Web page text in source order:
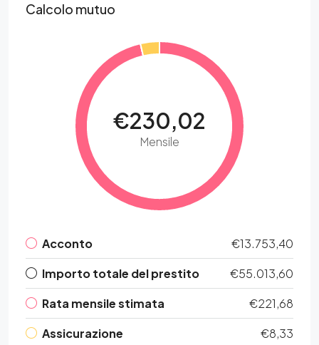
Calcolo mutuo
€230,02
Mensile
Acconto
€13.753,40
Importo totale del prestito
€55.013,60
Rata mensile stimata
€221,68
Assicurazione
€8,33